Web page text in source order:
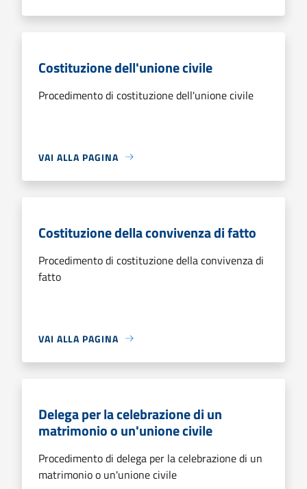
Costituzione dell'unione civile
Procedimento di costituzione dell'unione civile
VAI ALLA PAGINA
Costituzione della convivenza di fatto
Procedimento di costituzione della convivenza di
fatto
VAI ALLA PAGINA
Delega per la celebrazione di un
matrimonio o un'unione civile
Procedimento di delega per la celebrazione di un
matrimonio o un'unione civile